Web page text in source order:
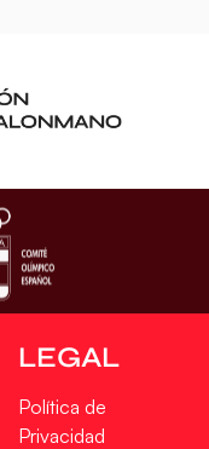
LEGAL
Política de
Privacidad